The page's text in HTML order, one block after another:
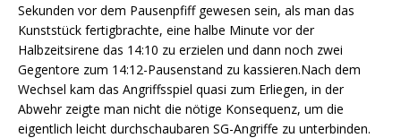
Sekunden vor dem Pausenpfiff gewesen sein, als man das
Kunststück fertigbrachte, eine halbe Minute vor der
Halbzeitsirene das 14:10 zu erzielen und dann noch zwei
Gegentore zum 14:12-Pausenstand zu kassieren.Nach dem
Wechsel kam das Angriffsspiel quasi zum Erliegen, in der
Abwehr zeigte man nicht die nötige Konsequenz, um die
eigentlich leicht durchschaubaren SG-Angriffe zu unterbinden.